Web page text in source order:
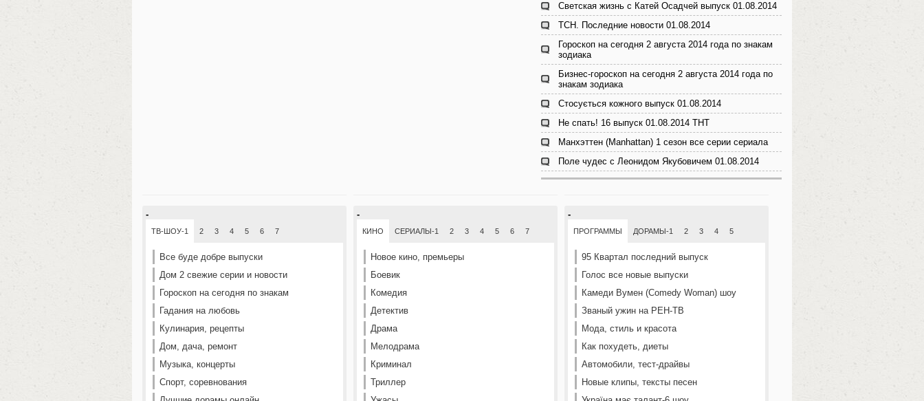
Светская жизнь с Катей Осадчей выпуск 01.08.2014
ТСН. Последние новости 01.08.2014
Гороскоп на сегодня 2 августа 2014 года по знакам
зодиака
Бизнес-гороскоп на сегодня 2 августа 2014 года по
знакам зодиака
Стосується кожного выпуск 01.08.2014
Не спать! 16 выпуск 01.08.2014 ТНТ
Манхэттен (Manhattan) 1 сезон все серии сериала
Поле чудес с Леонидом Якубовичем 01.08.2014
-
ТВ-ШОУ-1 2 3 4 5 6 7
Все буде добре выпуски
Дом 2 свежие серии и новости
Гороскоп на сегодня по знакам
Гадания на любовь
Кулинария, рецепты
Дом, дача, ремонт
Музыка, концерты
Спорт, соревнования
-
КИНО СЕРИАЛЫ-1 2 3 4 5 6 7
Новое кино, премьеры
Боевик
Комедия
Детектив
Драма
Мелодрама
Криминал
Триллер
-
ПРОГРАММЫ ДОРАМЫ-1 2 3 4 5
95 Квартал последний выпуск
Голос все новые выпуски
Камеди Вумен (Comedy Woman) шоу
Званый ужин на РЕН-ТВ
Мода, стиль и красота
Как похудеть, диеты
Автомобили, тест-драйвы
Новые клипы, тексты песен